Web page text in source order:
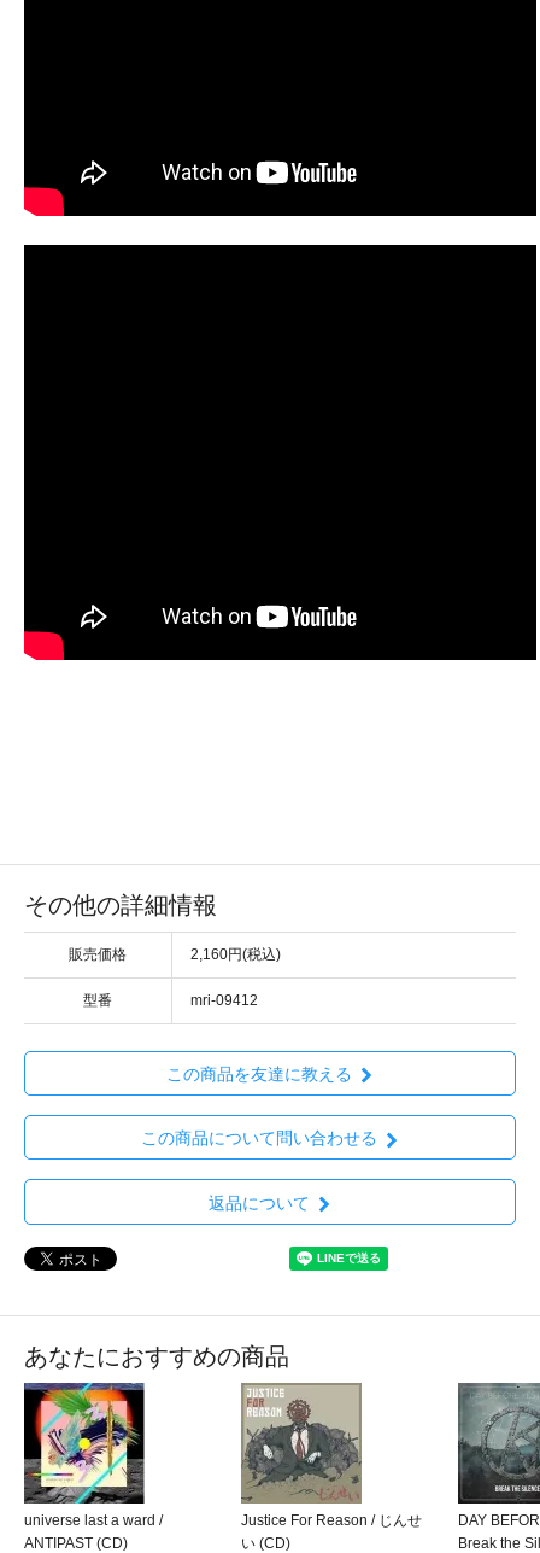
その他の詳細情報
販売価格 2,160円(税込)
型番 mri-09412
この商品を友達に教える
この商品について問い合わせる
返品について
あなたにおすすめの商品
universe last a ward /
ANTIPAST (CD)
Justice For Reason / じんせ
い (CD)
DAY
Break the